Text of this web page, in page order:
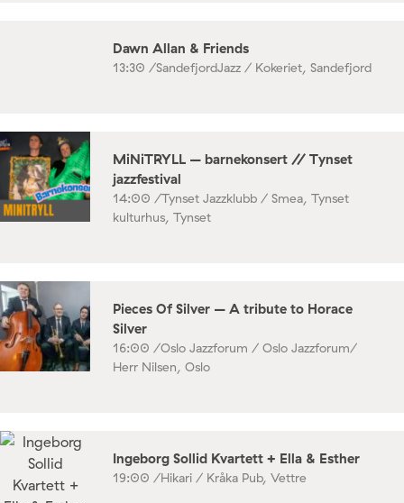
Dawn Allan & Friends
13:30 /SandefjordJazz / Kokeriet, Sandefjord
MiNiTRYLL – barnekonsert // Tynset
jazzfestival
14:00 /Tynset Jazzklubb / Smea, Tynset
kulturhus, Tynset
Pieces Of Silver – A tribute to Horace
Silver
16:00 /Oslo Jazzforum / Oslo Jazzforum/
Herr Nilsen, Oslo
Ingeborg Sollid Kvartett + Ella & Esther
19:00 /Hikari / Kråka Pub, Vettre